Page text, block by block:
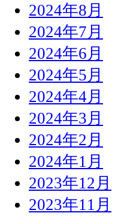
2024年8月
2024年7月
2024年6月
2024年5月
2024年4月
2024年3月
2024年2月
2024年1月
2023年12月
2023年11月